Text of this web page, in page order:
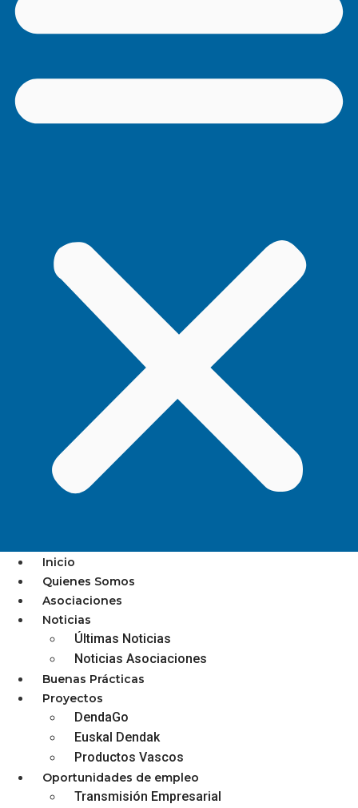
Inicio
Quienes Somos
Asociaciones
Noticias
Últimas Noticias
Noticias Asociaciones
Buenas Prácticas
Proyectos
DendaGo
Euskal Dendak
Productos Vascos
Oportunidades de empleo
Transmisión Empresarial
LA UNIÓN HACE LA FUERZA
BI-TARTEAN | URRETXU-ZUMARRAGA